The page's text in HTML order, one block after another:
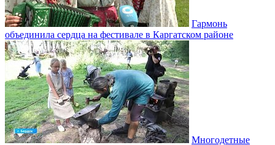
Гармонь
объединила сердца на фестивале в Каргатском районе
Многодетные